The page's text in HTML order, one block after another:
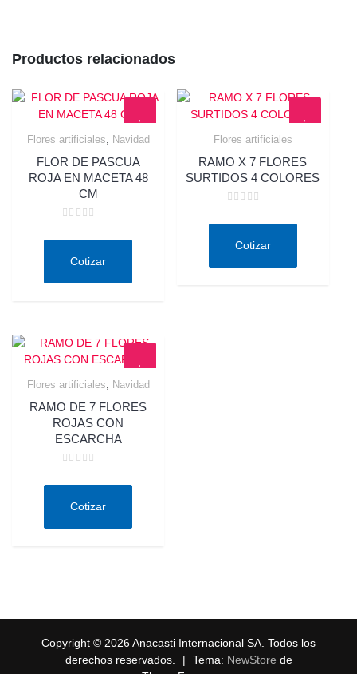
Productos relacionados
Flores artificiales, Navidad
FLOR DE PASCUA
ROJA EN MACETA 48
CM
deCotizar
Flores artificiales
RAMO X 7 FLORES
SURTIDOS 4 COLORES
deCotizar
Flores artificiales Navidad
RAMO DE 7 FLORES
ROJAS CON
ESCARCHA
deCotizar
Copyright © 2026 Anacasti Internacional SA. Todos los
derechos reservados.
| Tema: NewStore de